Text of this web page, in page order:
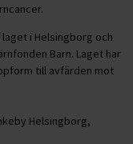
i Helsingborg och
Barn. Laget har
till avfärden mot
Helsingborg,